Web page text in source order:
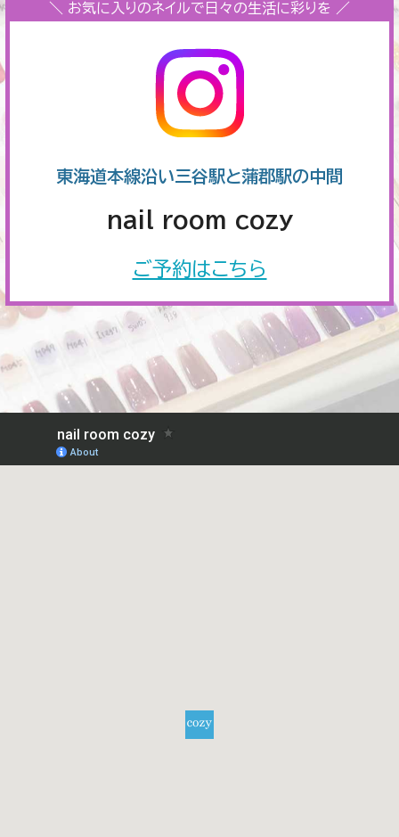
＼ お気に入りのネイルで日々の生活に彩りを ／
東海道本線沿い三谷駅と蒲郡駅の中間
nail room cozy
ご予約はこちら